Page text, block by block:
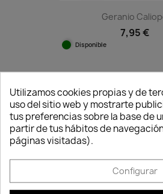
Geranio
7,95 €
Disponible
Utilizamos cookies propias y de
uso del sitio web y mostrarte
tus preferencias sobre la base de
partir de tus hábitos de
páginas visitadas).
Configurar